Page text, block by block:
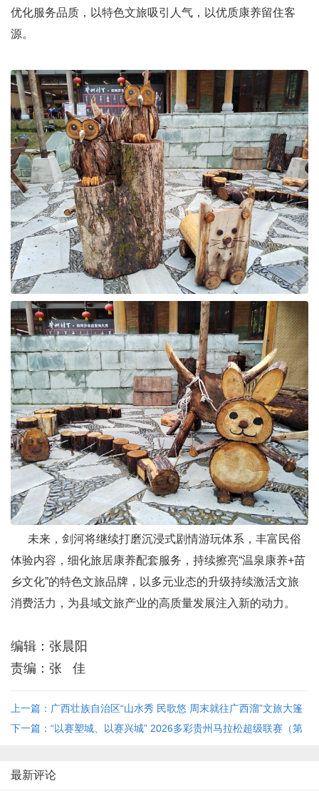
优化服务品质，以特色文旅吸引人气，以优质康养留住客
源。
未来，剑河将继续打磨沉浸式剧情游玩体系，丰富民俗
体验内容，细化旅居康养配套服务，持续擦亮“温泉康养+苗
乡文化”的特色文旅品牌，以多元业态的升级持续激活文旅
消费活力，为县域文旅产业的高质量发展注入新的动力。
编辑：张晨阳
责编：张 佳
上一篇：广西壮族自治区“山水秀 民歌悠 周末就往广西溜”文旅大篷
车开进十城推广活动在贵阳举行
下一篇：“以赛塑城、以赛兴城” 2026多彩贵州马拉松超级联赛（第
最新评论